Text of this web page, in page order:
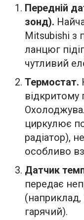
Передній
зонд).
Mitsubishi з
ланцюг
чутливий
Термостат.
відкритому
циркулює
радіатор),
особливо
Датчик
передає
(наприклад,
гарячий).